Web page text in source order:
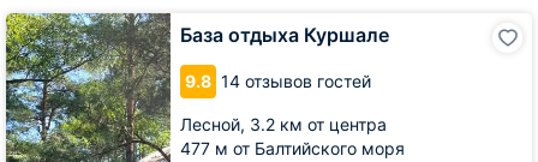
База отдыха Куршале
9.8 14 отзывов гостей
Лесной, 3.2 км от центра
477 м от Балтийского моря
База
отдыха
Куршале